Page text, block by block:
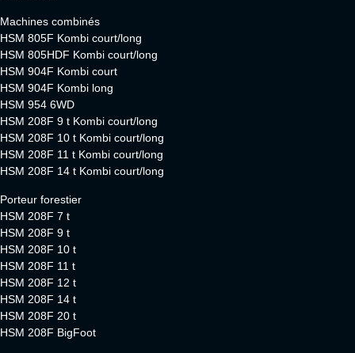
Machines combinés
HSM 805F Kombi court/long
HSM 805HDF Kombi court/long
HSM 904F Kombi court
HSM 904F Kombi long
HSM 954 6WD
HSM 208F 9 t Kombi court/long
HSM 208F 10 t Kombi court/long
HSM 208F 11 t Kombi court/long
HSM 208F 14 t Kombi court/long
Porteur forestier
HSM 208F 7 t
HSM 208F 9 t
HSM 208F 10 t
HSM 208F 11 t
HSM 208F 12 t
HSM 208F 14 t
HSM 208F 20 t
HSM 208F BigFoot